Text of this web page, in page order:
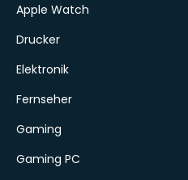
Apple Watch
Drucker
Elektronik
Fernseher
Gaming
Gaming PC